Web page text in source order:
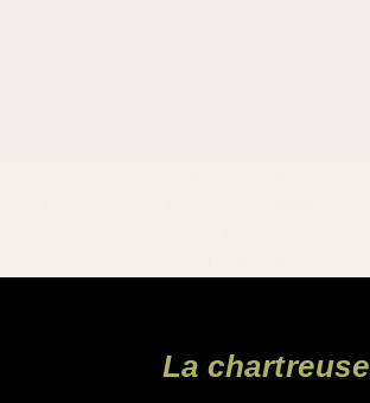
La chartreuse